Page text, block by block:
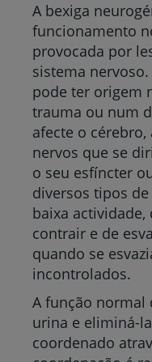
A bexiga
funcionamento
provocada por
sistema
pode ter origem
trauma ou num
afecte o
nervos que se
o seu esfíncter
diversos tipos
baixa actividade,
contrair e de
quando se
incontrolados.
A função normal
urina e eliminá-
coordenado